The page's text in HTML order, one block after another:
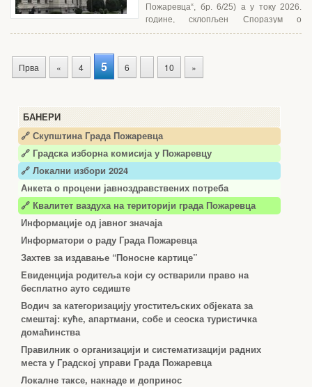
БАНЕРИ
🔗 Скупштина Града Пожаревца
🔗 Градска изборна комисија у Пожаревцу
🔗 Локални избори 2024
Анкета о процени јавноздравствених потреба
🔗 Квалитет ваздуха на територији града Пожаревца
Информације од јавног значаја
Информатори о раду Града Пожаревца
Захтев за издавање “Поносне картице”
Евиденција родитеља који су остварили право на
бесплатно ауто седиште
Водич за категоризацију угоститељских објеката за
смештај: куће, апартмани, собе и сеоска туристичка
домаћинства
Правилник о организацији и систематизацији радних
места у Градској управи Града Пожаревца
Локалне таксе, накнаде и допринос
Пожаревца“, бр. 6/25) а у току 2026.
године, склопљен Споразум о
реализацији са НСЗ –...
Прва « 4 5 6 10 »